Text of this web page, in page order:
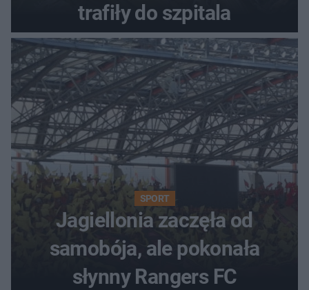
trafiły do szpitala
SPORT
Jagiellonia zaczęła od
samobója, ale pokonała
słynny Rangers FC